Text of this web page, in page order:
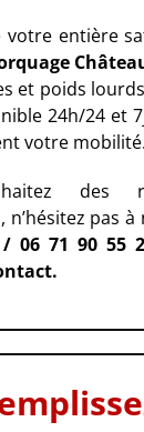
votre entière
et poids
24h/24 et
votre mobilité.
des
pas
06 71 90 55